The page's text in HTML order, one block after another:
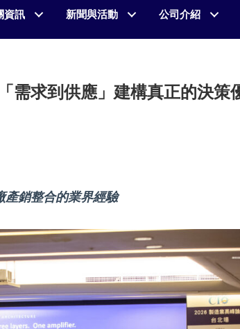
資訊 新聞與活動 公司介紹
需求到供應」建構真正的決策
產銷整合的業界經驗